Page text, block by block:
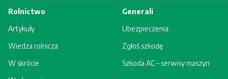
Rolnictwo
Artykuły
Wiedza rolnicza
W skrócie
Generali
Ubezpieczenia
Zgłoś szkodę
Szkoda AC – serwisy maszyn